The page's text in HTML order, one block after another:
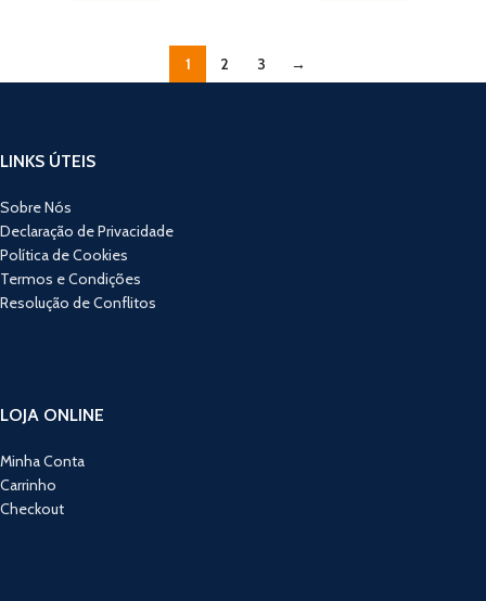
1 2 3 →
LINKS ÚTEIS
Sobre Nós
Declaração de Privacidade
Política de Cookies
Termos e Condições
Resolução de Conflitos
LOJA ONLINE
Minha Conta
Carrinho
Checkout